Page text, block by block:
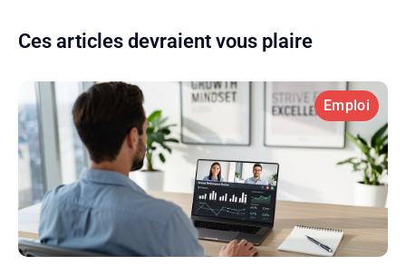
Ces articles devraient vous plaire
Emploi